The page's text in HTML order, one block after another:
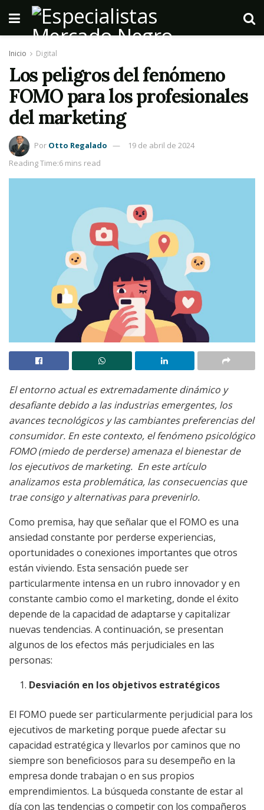
Inicio Digital
Los peligros del fenómeno
FOMO para los profesionales
del marketing
Por Otto Regalado
19 de abril de 2024
Reading Time:6 mins read
El entorno actual es extremadamente dinámico y
desafiante debido a las industrias emergentes, los
avances tecnológicos y las cambiantes preferencias del
consumidor. En este contexto, el fenómeno psicológico
FOMO (miedo de perderse) amenaza el bienestar de
los ejecutivos de marketing. En este artículo
analizamos esta problemática, las consecuencias que
trae consigo y alternativas para prevenirlo.
Como premisa, hay que señalar que el FOMO es una
ansiedad constante por perderse experiencias,
oportunidades o conexiones importantes que otros
están viviendo. Esta sensación puede ser
particularmente intensa en un rubro innovador y en
constante cambio como el marketing, donde el éxito
depende de la capacidad de adaptarse y capitalizar
nuevas tendencias. A continuación, se presentan
algunos de los efectos más perjudiciales en las
personas:
Desviación en los objetivos estratégicos
El FOMO puede ser particularmente perjudicial para los
ejecutivos de marketing porque puede afectar su
capacidad estratégica y llevarlos por caminos que no
siempre son beneficiosos para su desempeño en la
empresa donde trabajan o en sus propios
emprendimientos. La búsqueda constante de estar al
día con las tendencias o competir con los compañeros